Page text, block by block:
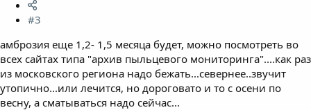
#3
амброзия еще 1,2- 1,5 месяца будет, можно посмотреть во
всех сайтах типа "архив пыльцевого мониторинга"....как раз
из московского региона надо бежать...севернее..звучит
утопично...или лечится, но дороговато и то с осени по
весну, а сматываться надо сейчас...